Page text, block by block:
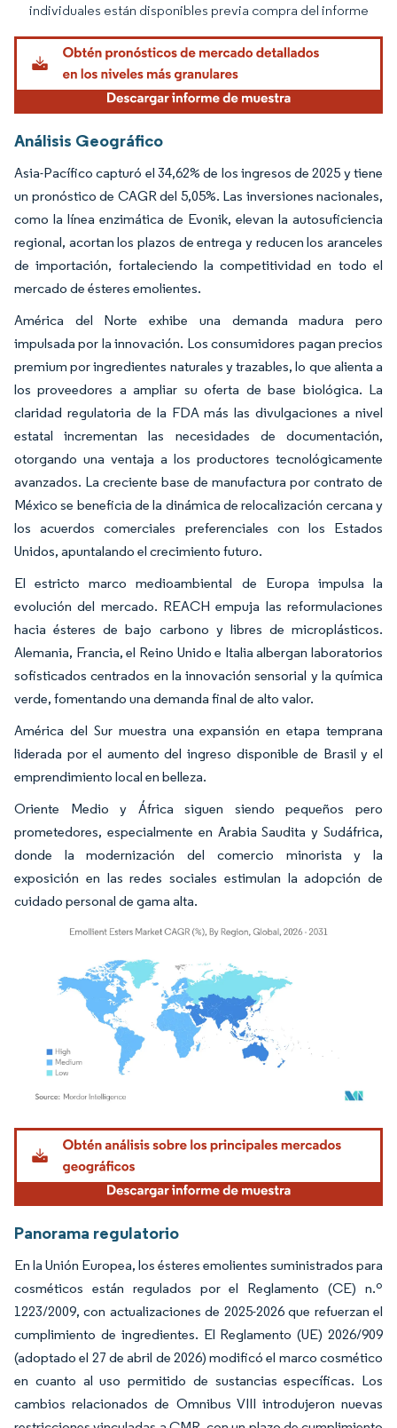
individuales están disponibles previa compra del informe
Análisis Geográfico
Asia-Pacífico capturó el 34,62% de los ingresos de 2025 y tiene
un pronóstico de CAGR del 5,05%. Las inversiones nacionales,
como la línea enzimática de Evonik, elevan la autosuficiencia
regional, acortan los plazos de entrega y reducen los aranceles
de importación, fortaleciendo la competitividad en todo el
mercado de ésteres emolientes.
América del Norte exhibe una demanda madura pero
impulsada por la innovación. Los consumidores pagan precios
premium por ingredientes naturales y trazables, lo que alienta a
los proveedores a ampliar su oferta de base biológica. La
claridad regulatoria de la FDA más las divulgaciones a nivel
estatal incrementan las necesidades de documentación,
otorgando una ventaja a los productores tecnológicamente
avanzados. La creciente base de manufactura por contrato de
México se beneficia de la dinámica de relocalización cercana y
los acuerdos comerciales preferenciales con los Estados
Unidos, apuntalando el crecimiento futuro.
El estricto marco medioambiental de Europa impulsa la
evolución del mercado. REACH empuja las reformulaciones
hacia ésteres de bajo carbono y libres de microplásticos.
Alemania, Francia, el Reino Unido e Italia albergan laboratorios
sofisticados centrados en la innovación sensorial y la química
verde, fomentando una demanda final de alto valor.
América del Sur muestra una expansión en etapa temprana
liderada por el aumento del ingreso disponible de Brasil y el
emprendimiento local en belleza.
Oriente Medio y África siguen siendo pequeños pero
prometedores, especialmente en Arabia Saudita y Sudáfrica,
donde la modernización del comercio minorista y la
exposición en las redes sociales estimulan la adopción de
cuidado personal de gama alta.
Imagen © Mordor Intelligence. El uso requiere atribución según CC BY 4.0.
Panorama regulatorio
En la Unión Europea, los ésteres emolientes suministrados para
cosméticos están regulados por el Reglamento (CE) n.º
1223/2009, con actualizaciones de 2025-2026 que refuerzan el
cumplimiento de ingredientes. El Reglamento (UE) 2026/909
(adoptado el 27 de abril de 2026) modificó el marco cosmético
en cuanto al uso permitido de sustancias específicas. Los
cambios relacionados de Omnibus VIII introdujeron nuevas